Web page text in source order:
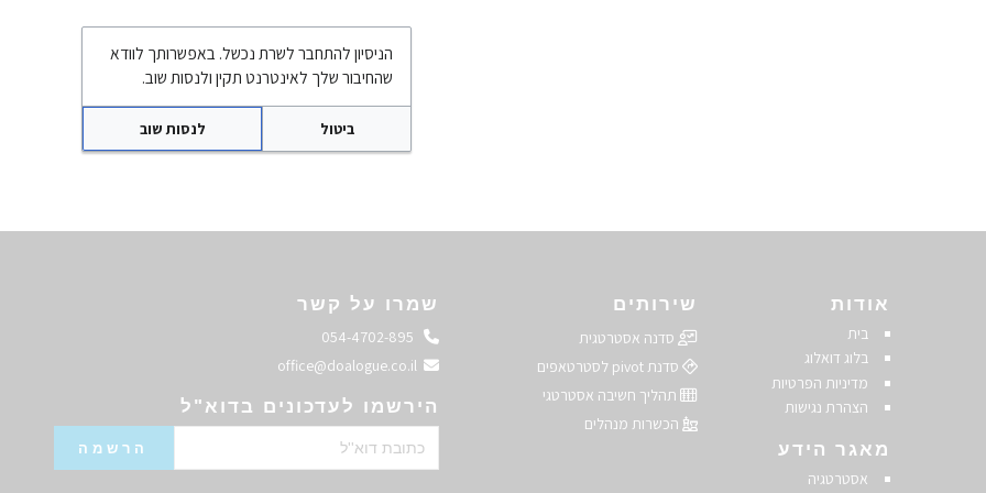
אודות
בית
בלוג דואלוג
מדיניות הפרטיות
הצהרת נגישות
מאגר הידע
אסטרטגיה
שירותים
סדנה אסטרטגית
סדנת pivot לסטרטאפים
תהליך חשיבה אסטרטגי
הכשרות מנהלים
שמרו על קשר
התקשרו אלינו
שלחו מייל
הירשמו לעדכונים בדוא"ל
הניסיון להתחבר לשרת נכשל. באפשרותך לוודא
שהחיבור שלך לאינטרנט תקין ולנסות שוב.
ביטול לנסות שוב